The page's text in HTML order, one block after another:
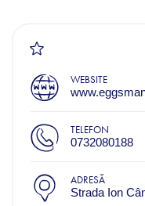
WEBSITE
TELEFON
0732080188
ADRESĂ
Strada Ion